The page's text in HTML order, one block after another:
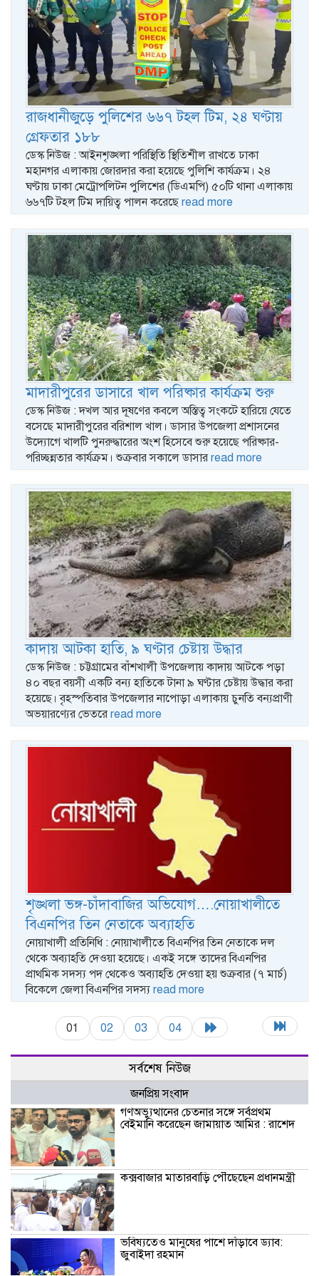
রাজধানীজুড়ে পুলিশের ৬৬৭ টহল টিম, ২৪ ঘণ্টায়
গ্রেফতার ১৮৮
ডেস্ক নিউজ : আইনশৃঙ্খলা পরিস্থিতি স্থিতিশীল রাখতে ঢাকা
মহানগর এলাকায় জোরদার করা হয়েছে পুলিশি কার্যক্রম। ২৪
ঘণ্টায় ঢাকা মেট্রোপলিটন পুলিশের (ডিএমপি) ৫০টি থানা এলাকায়
৬৬৭টি টহল টিম দায়িত্ব পালন করেছে read more
মাদারীপুরের ডাসারে খাল পরিষ্কার কার্যক্রম শুরু
ডেস্ক নিউজ : দখল আর দূষণের কবলে অস্তিত্ব সংকটে হারিয়ে যেতে
বসেছে মাদারীপুরের বরিশাল খাল। ডাসার উপজেলা প্রশাসনের
উদ্যোগে খালটি পুনরুদ্ধারের অংশ হিসেবে শুরু হয়েছে পরিষ্কার-
পরিচ্ছন্নতার কার্যক্রম। শুক্রবার সকালে ডাসার read more
কাদায় আটকা হাতি, ৯ ঘণ্টার চেষ্টায় উদ্ধার
ডেস্ক নিউজ : চট্টগ্রামের বাঁশখালী উপজেলায় কাদায় আটকে পড়া
৪০ বছর বয়সী একটি বন্য হাতিকে টানা ৯ ঘণ্টার চেষ্টায় উদ্ধার করা
হয়েছে। বৃহস্পতিবার উপজেলার নাপোড়া এলাকায় চুনতি বন্যপ্রাণী
অভয়ারণ্যের ভেতরে read more
শৃঙ্খলা ভঙ্গ-চাঁদাবাজির অভিযোগ….নোয়াখালীতে
বিএনপির তিন নেতাকে অব্যাহতি
নোয়াখালী প্রতিনিধি : নোয়াখালীতে বিএনপির তিন নেতাকে দল
থেকে অব্যাহতি দেওয়া হয়েছে। একই সঙ্গে তাদের বিএনপির
প্রাথমিক সদস্য পদ থেকেও অব্যাহতি দেওয়া হয় শুক্রবার (৭ মার্চ)
বিকেলে জেলা বিএনপির সদস্য read more
01 02 03 04
সর্বশেষ নিউজ
জনপ্রিয় সংবাদ
গণঅভ্যুত্থানের চেতনার সঙ্গে সর্বপ্রথম
বেইমানি করেছেন জামায়াত আমির : রাশেদ
কক্সবাজার মাতারবাড়ি পৌঁছেছেন প্রধানমন্ত্রী
ভবিষ্যতেও মানুষের পাশে দাঁড়াবে ড্যাব:
জুবাইদা রহমান